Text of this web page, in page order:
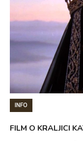
INFO
FILM O KRALJICI